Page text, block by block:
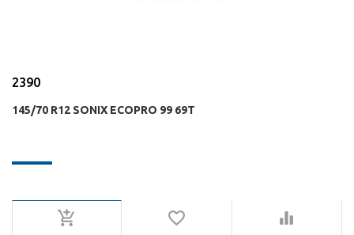
2390
145/70 R12 SONIX ECOPRO 99 69T